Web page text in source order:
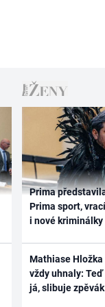
Prima
Prima sport,
i nové kriminálky
Mathiase
vždy uhnaly:
já, slibuje zpěvák